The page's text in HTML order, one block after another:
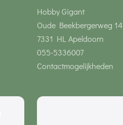
Hobby Gigant
Oude Beekbergerweg 14
7331 HL Apeldoorn
055-5336007
Contactmogelijkheden